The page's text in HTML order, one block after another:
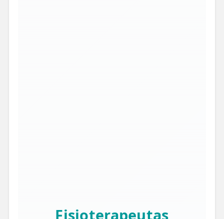
Fisioterapeutas